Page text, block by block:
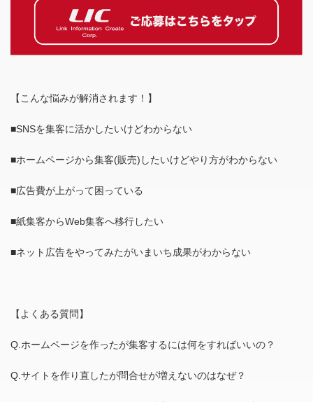
【こんな悩みが解消されます！】
■SNSを集客に活かしたいけどわからない
■ホームページから集客(販売)したいけどやり方がわからない
■広告費が上がって困っている
■紙集客からWeb集客へ移行したい
■ネット広告をやってみたがいまいち成果がわからない
【よくある質問】
Q.ホームページを作ったが集客するには何をすればいいの？
Q.サイトを作り直したが問合せが増えないのはなぜ？